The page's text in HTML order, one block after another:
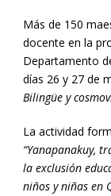
Más de 150
docente en la
Departamento
días 26 y 27 de
Bilingüe y
La actividad
“Yanapanakuy,
la exclusión
niños y niñas en